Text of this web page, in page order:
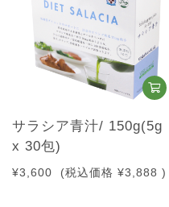
サラシア青汁/ 150g(5g
x 30包)
¥3,600 (税込価格 ¥3,888 )